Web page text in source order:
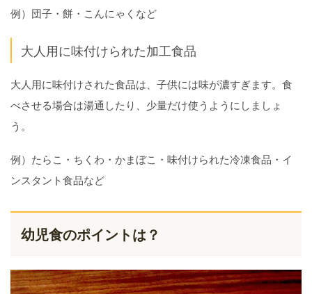
例）団子・餅・こんにゃくなど
大人用に味付けられた加工食品
大人用に味付けされた食品は、子供には味が濃すぎます。食
べさせる場合は湯通したり、少量だけ使うようにしましょ
う。
例）たらこ・ちくわ・かまぼこ・味付けられた冷凍食品・イ
ンスタント食品など
幼児食のポイントは？